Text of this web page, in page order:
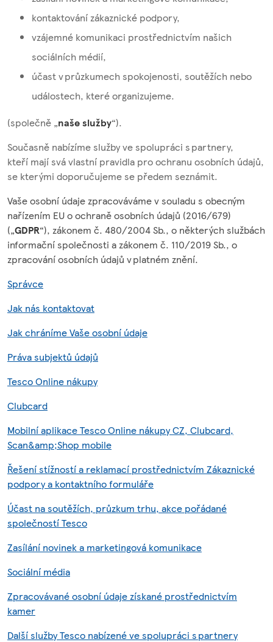
kontaktování zákaznické podpory,
vzájemné komunikaci prostřednictvím našich
sociálních médií,
účast v průzkumech spokojenosti, soutěžích nebo
událostech, které organizujeme.
(společně „naše služby“).
Současně nabízíme služby ve spolupráci s partnery,
kteří mají svá vlastní pravidla pro ochranu osobních údajů,
se kterými doporučujeme se předem seznámit.
Vaše osobní údaje zpracováváme v souladu s obecným
nařízením EU o ochraně osobních údajů (2016/679)
(„GDPR“), zákonem č. 480/2004 Sb., o některých službách
informační společnosti a zákonem č. 110/2019 Sb., o
zpracování osobních údajů v platném znění.
Správce
Jak nás kontaktovat
Jak chráníme Vaše osobní údaje
Práva subjektů údajů
Tesco Online nákupy
Clubcard
Mobilní aplikace Tesco Online nákupy CZ, Clubcard,
Scan&amp;Shop mobile
Řešení stížností a reklamací prostřednictvím Zákaznické
podpory a kontaktního formuláře
Účast na soutěžích, průzkum trhu, akce pořádané
společností Tesco
Zasílání novinek a marketingová komunikace
Sociální média
Zpracovávané osobní údaje získané prostřednictvím
kamer
Další služby Tesco nabízené ve spolupráci s partnery